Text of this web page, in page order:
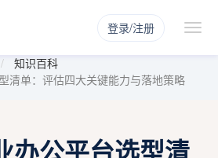
登录/注册
知识百科
清单：评估四大关键能力与落地策略